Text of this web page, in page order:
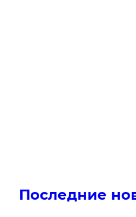
Последние